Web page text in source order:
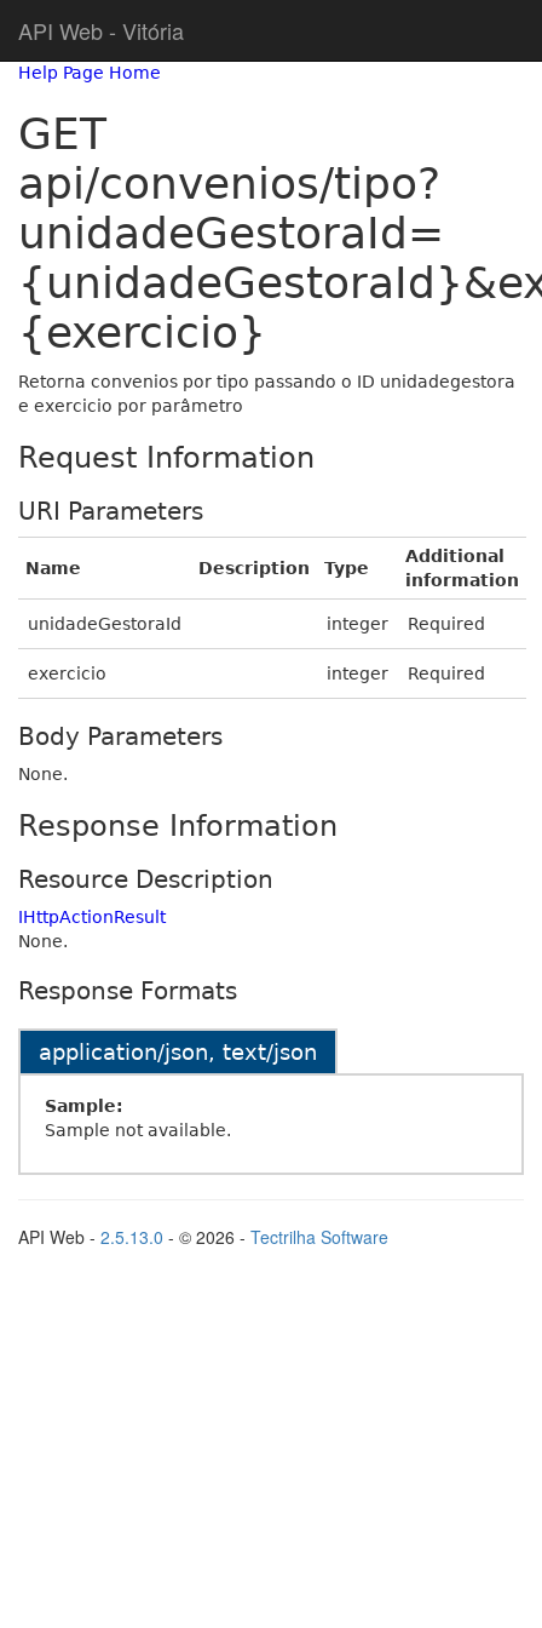
API Web - Vitória
Help Page Home
GET
api/convenios/tipo?
unidadeGestoraId=
{exercicio}
Retorna convenios por tipo passando o ID unidadegestora
e exercicio por parâmetro
Request Information
URI Parameters
Name Description Type
Additional
information
unidadeGestoraId integer Required
exercicio integer Required
Body Parameters
None.
Response Information
Resource Description
IHttpActionResult
None.
Response Formats
application/json, text/json
Sample:
Sample not available.
API Web - 2.5.13.0 - © 2026 - Tectrilha Software